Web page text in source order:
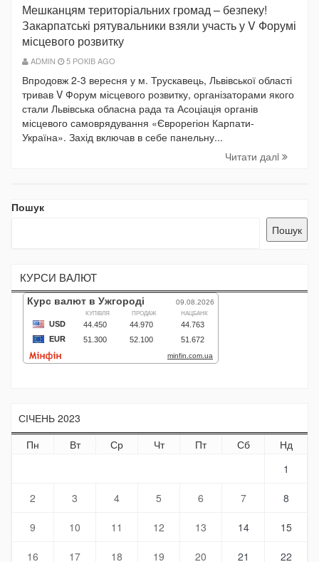
Мешканцям територіальних громад – безпеку!
Закарпатські рятувальники взяли участь у V Форумі
місцевого розвитку
ADMIN 5 РОКІВ AGO
Впродовж 2-3 вересня у м. Трускавець, Львівської області
тривав V Форум місцевого розвитку, організаторами якого
стали Львівська обласна рада та Асоціація органів
місцевого самоврядування «Єврорегіон Карпати-
Україна». Захід включав в себе панельну...
Читати далi
Пошук
Пошук
КУРСИ ВАЛЮТ
СІЧЕНЬ 2023
Пн
Вт Ср Чт Пт Сб
Нд
1
2 3 4 5 6 7 8
9 10 11 12 13 14 15
16 17 18 19 20 21 22